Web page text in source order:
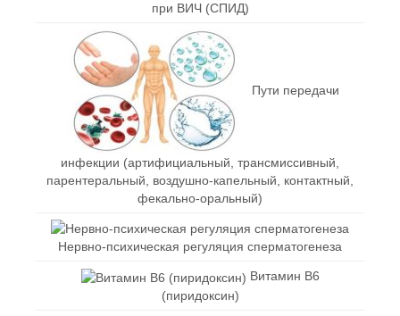
при ВИЧ (СПИД)
Пути передачи
инфекции (артифициальный, трансмиссивный,
парентеральный, воздушно-капельный, контактный,
фекально-оральный)
Нервно-психическая регуляция сперматогенеза
Витамин В6
(пиридоксин)